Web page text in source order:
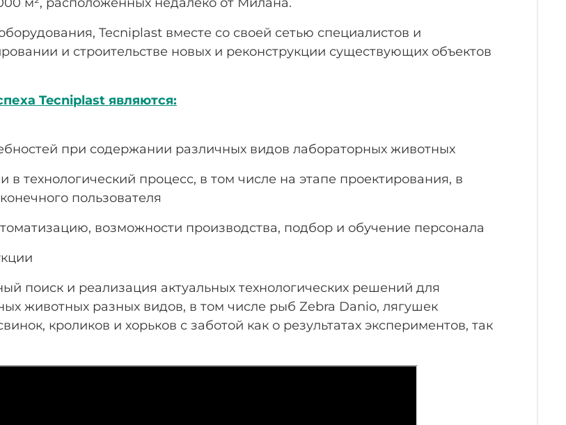
Tecniplast вместе со своей сетью специалистов и
и строительстве новых и реконструкции существующих объектов
Tecniplast являются:
при содержании различных видов лабораторных животных
технологический процесс, в том числе на этапе проектирования, в
пользователя
возможности производства, подбор и обучение персонала
поиск и реализация актуальных технологических решений для
животных разных видов, в том числе рыб Zebra Danio, лягушек
кроликов и хорьков с заботой как о результатах экспериментов, так